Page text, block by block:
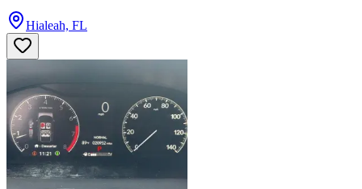
Hialeah, FL